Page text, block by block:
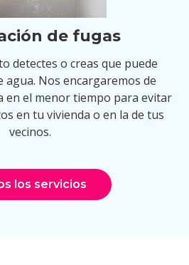
de fugas
detectes o creas que puede
agua. Nos encargaremos de
en el menor tiempo para evitar
en tu vivienda o en la de tus
vecinos.
los servicios